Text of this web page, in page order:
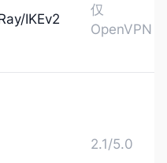
IKEv2
仅
OpenVPN
2.1/5.0